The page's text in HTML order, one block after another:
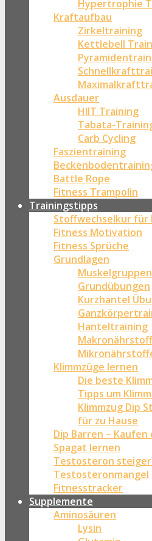
Hypertrophie
Kraftaufbau
Zirkeltraining
Kettlebell
Ausdauer
HIIT Training
Tabata-
Carb Cycling
Faszientraining
Battle Rope
Fitness Trampolin
Trainingstipps
Stoffwechselkur für
Fitness Motivation
Fitness Sprüche
Grundlagen
Muskelgruppen
Grundübungen
Kurzhantel
Hanteltraining
Klimmzüge lernen
Die beste
Tipps um
Klimmzug Dip
für zu Hause
Dip Barren –
Spagat lernen
Testosteron
Testosteronmangel
Fitnesstracker
Supplemente
Aminosäuren
Lysin